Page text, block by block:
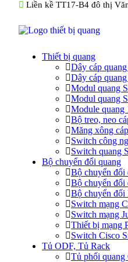
Liền kề TT17-B4 đô thị
Thiết bị quang
Dây cáp
Dây cáp
Modul quang
Modul quang
Module quang
Bộ treo, neo
Măng xông
Switch công
Switch quang
Bộ chuyển đổi quang
Bộ chuyển đổi
Bộ chuyển đổi
Bộ chuyển đối
Switch mạng
Switch mạng
Thiết bị mạng
Switch Cisco
Tủ ODF, Tủ Rack
Tủ phối quang